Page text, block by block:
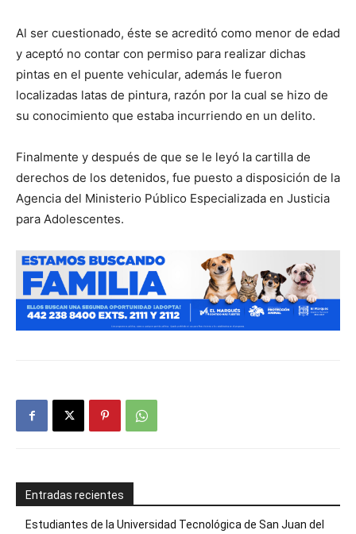
Al ser cuestionado, éste se acreditó como menor de edad
y aceptó no contar con permiso para realizar dichas
pintas en el puente vehicular, además le fueron
localizadas latas de pintura, razón por la cual se hizo de
su conocimiento que estaba incurriendo en un delito.
Finalmente y después de que se le leyó la cartilla de
derechos de los detenidos, fue puesto a disposición de la
Agencia del Ministerio Público Especializada en Justicia
para Adolescentes.
Entradas recientes
Estudiantes de la Universidad Tecnológica de San Juan del